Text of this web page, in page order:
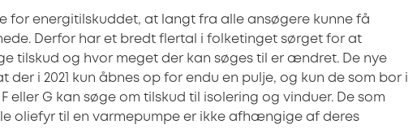
for energitilskuddet, at langt fra alle ansøgere kunne få
Derfor har et bredt flertal i folketinget sørget for at
tilskud og hvor meget der kan søges til er ændret. De nye
i 2021 kun åbnes op for endu en pulje, og kun de som bor i
eller G kan søge om tilskud til isolering og vinduer. De som
oliefyr til en varmepumpe er ikke afhængige af deres